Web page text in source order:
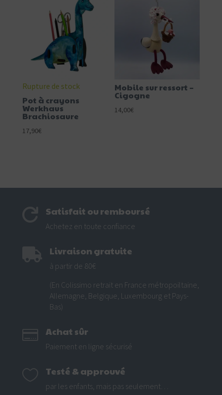
Rupture de stock
Pot à crayons
Werkhaus
Brachiosaure
17,90€
Mobile sur ressort –
Cigogne
14,00€
 Satisfait ou remboursé
Achetez en toute confiance
 Livraison gratuite
à partir de 80€
(En Colissimo retrait en France métropoiltaine,
Allemagne, Belgique, Luxembourg et Pays-
Bas)
 Achat sûr
Paiement en ligne sécurisé
 Testé & approuvé
par les enfants, mais pas seulement…